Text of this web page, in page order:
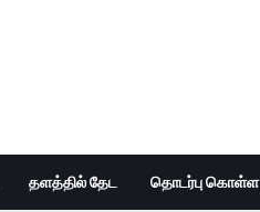
தளத்தில் தேட தொடர்பு கொள்ள